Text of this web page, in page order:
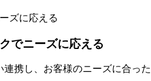
でニーズに応える
携し、お客様のニーズに合っ